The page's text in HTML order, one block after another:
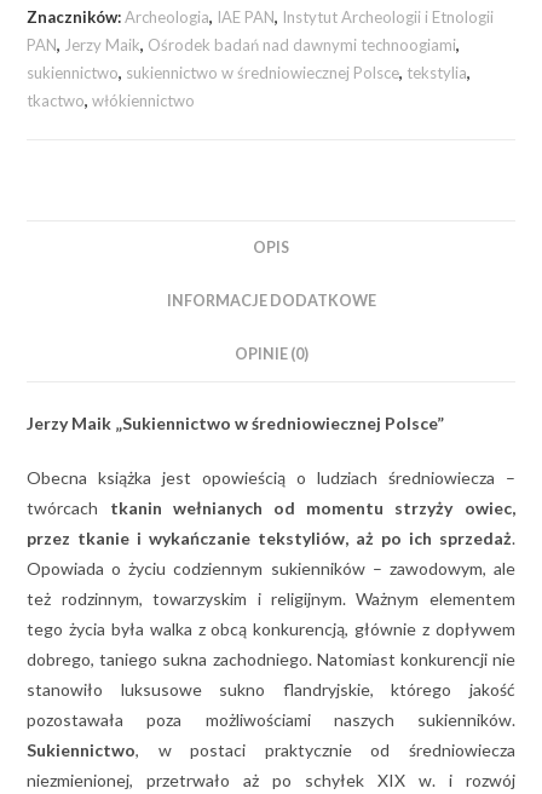
Znaczników:Archeologia, IAE PAN, Instytut Archeologii i Etnologii
PAN, Jerzy Maik, Ośrodek badań nad dawnymi technoogiami,
sukiennictwo, sukiennictwo w średniowiecznej Polsce, tekstylia,
tkactwo,włókiennictwo
OPIS
INFORMACJE DODATKOWE
OPINIE (0)
Jerzy Maik „Sukiennictwo w średniowiecznej Polsce”
Obecna książka jest opowieścią o ludziach średniowiecza –
twórcach tkanin wełnianych od momentu strzyży owiec,
przez tkanie i wykańczanie tekstyliów, aż po ich sprzedaż.
Opowiada o życiu codziennym sukienników – zawodowym, ale
też rodzinnym, towarzyskim i religijnym. Ważnym elementem
tego życia była walka z obcą konkurencją, głównie z dopływem
dobrego, taniego sukna zachodniego. Natomiast konkurencji nie
stanowiło luksusowe sukno flandryjskie, którego jakość
pozostawała poza możliwościami naszych sukienników.
Sukiennictwo, w postaci praktycznie od średniowiecza
niezmienionej, przetrwało aż po schyłek XIX w. i rozwój